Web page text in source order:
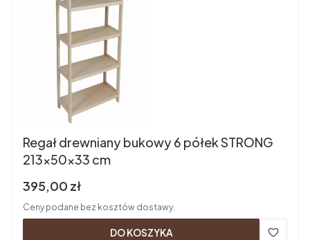
Regał drewniany bukowy 6 półek STRONG
213x50x33 cm
Cena brutto
395,00 zł
Ceny podane bez kosztów dostawy.
DO KOSZYKA